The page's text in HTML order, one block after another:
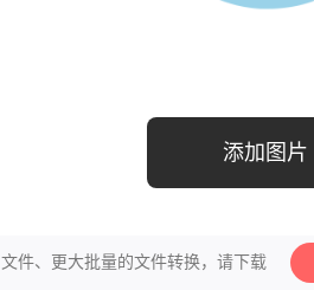
添加图片
件、更大批量的文件转换，请下载